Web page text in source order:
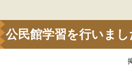
公民館学習を行いまし